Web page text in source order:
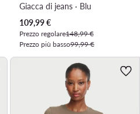
Giacca di jeans · Blu
Prezzo attuale
109,99€
Prezzo regolare148,99 €
Prezzo più basso99,99 €